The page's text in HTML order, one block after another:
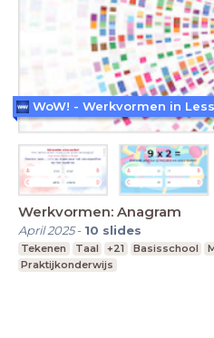
Werkvormen: Anagram
April 2025- 10 slides
Tekenen Taal +21 Basisschool
Praktijkonderwijs
WoW! - Werkvormen in